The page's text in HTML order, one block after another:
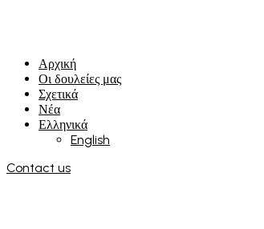
Αρχική
Οι δουλείες μας
Σχετικά
Νέα
Ελληνικά
English
Contact us